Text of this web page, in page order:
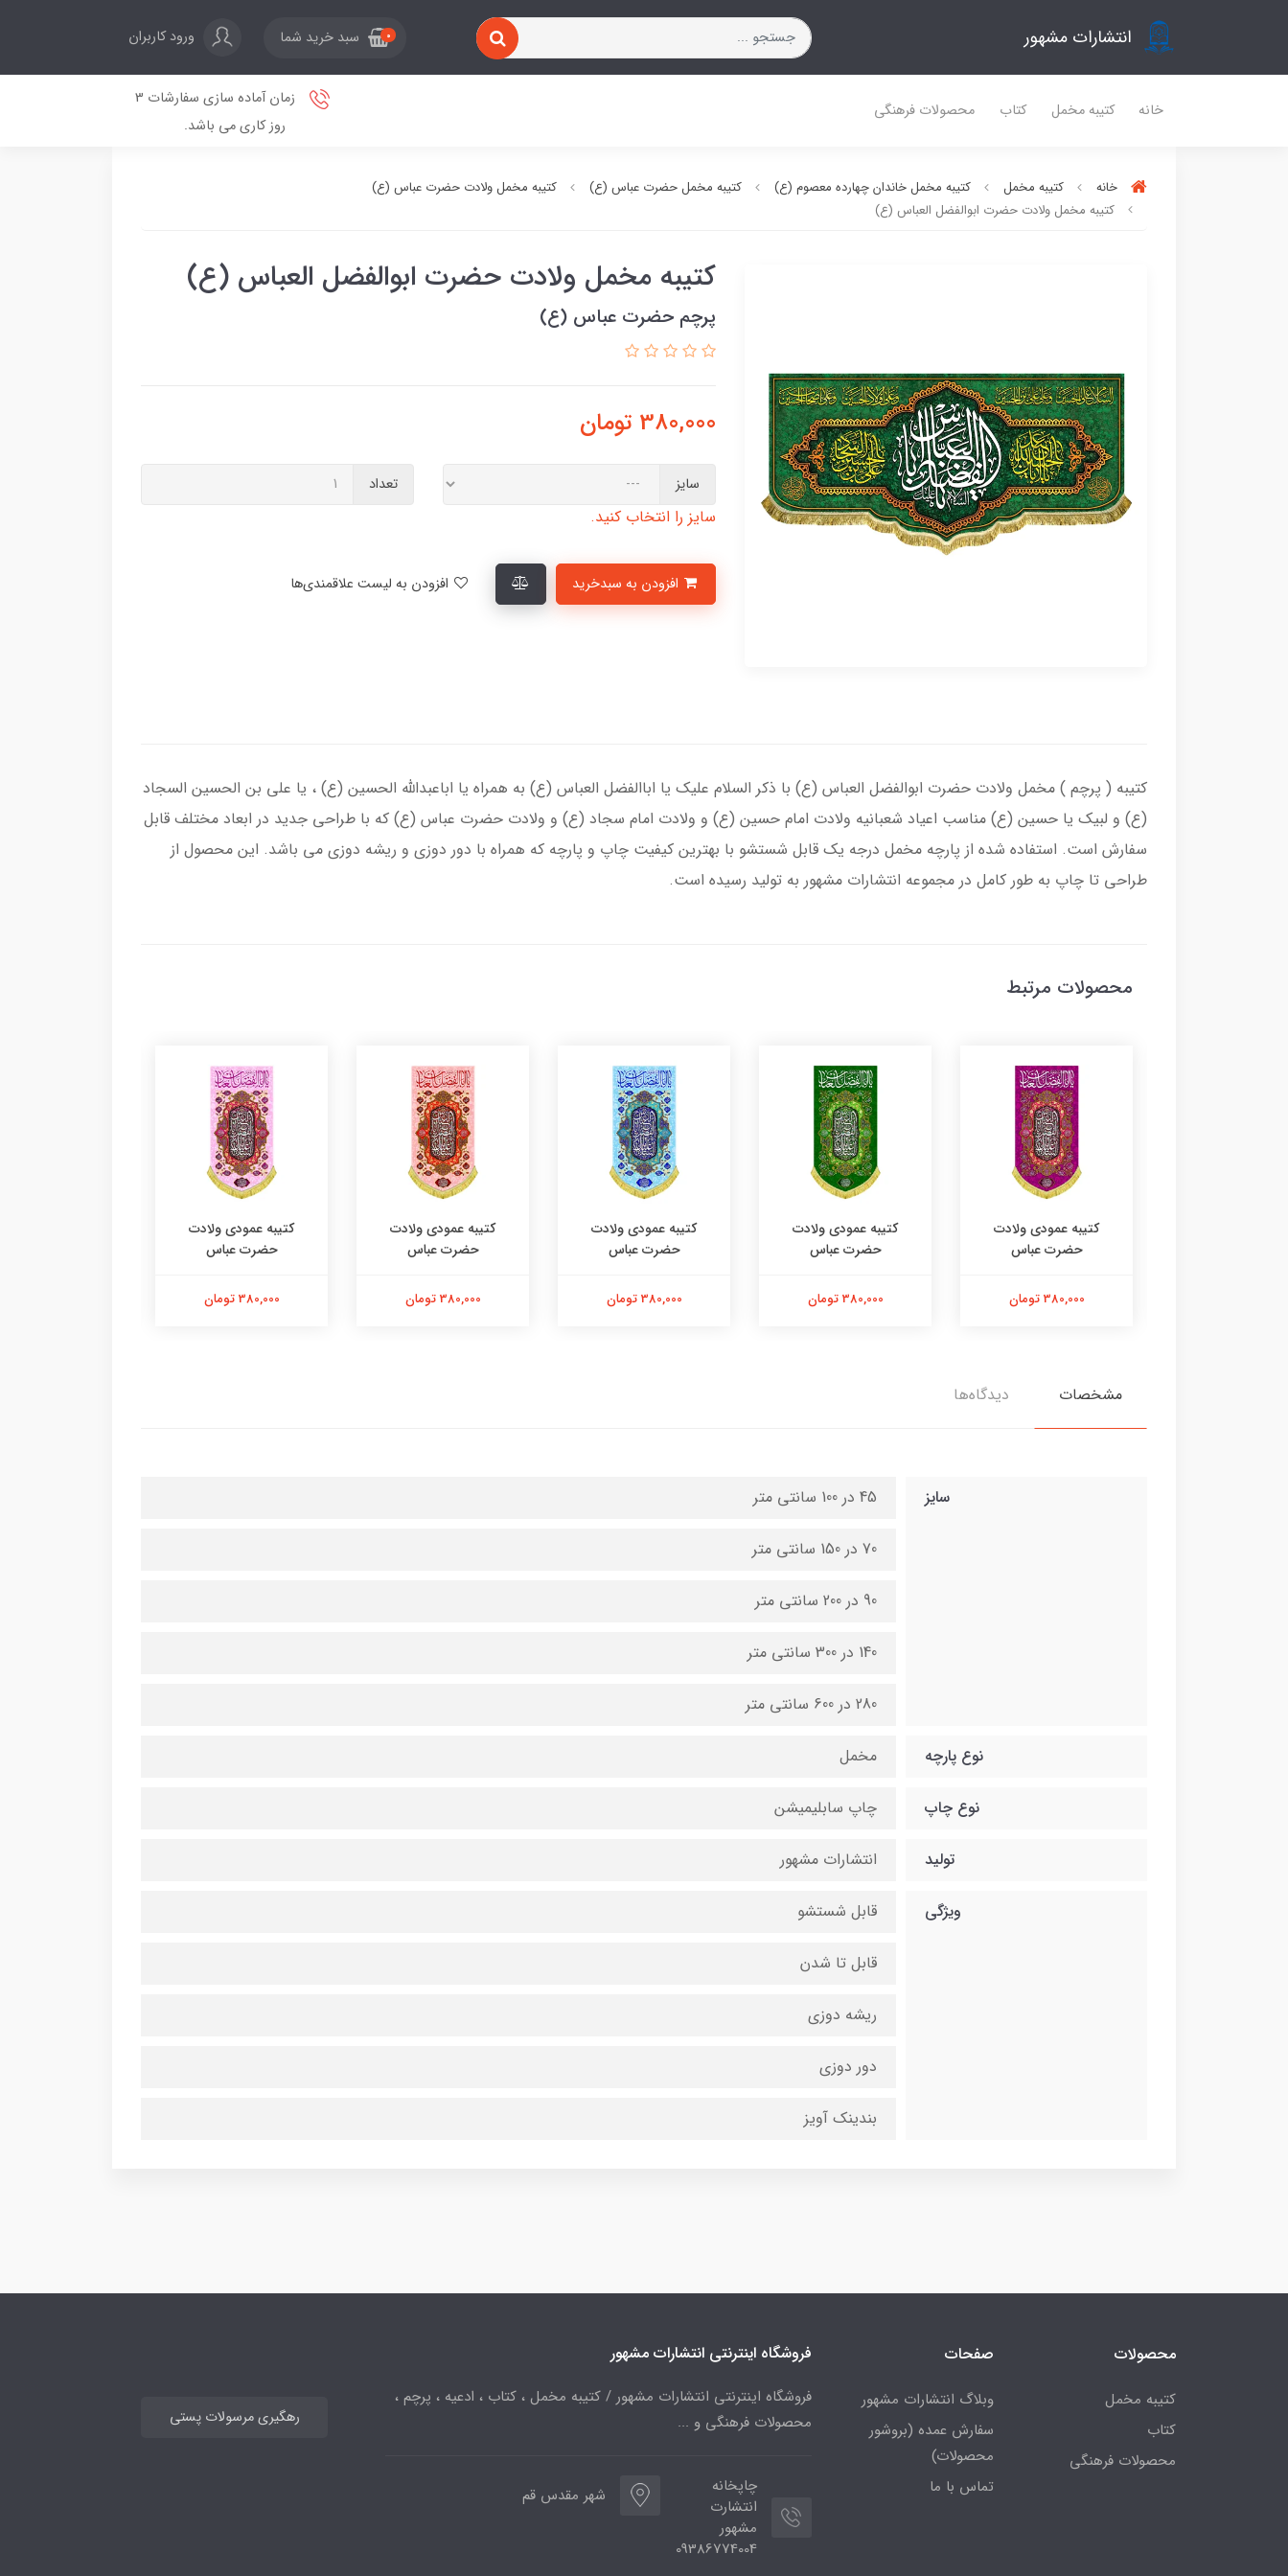
انتشارات مشهور 0 سبد خرید شما ورود کاربران
خانه کتیبه مخمل کتاب محصولات فرهنگی
زمان آماده سازی سفارشات 3
روز کاری می باشد.
خانه کتیبه مخمل کتیبه مخمل خاندان چهارده معصوم (ع) کتیبه مخمل حضرت عباس (ع)
کتیبه مخمل ولادت حضرت عباس (ع)
کتیبه مخمل ولادت حضرت ابوالفضل العباس (ع)
کتیبه مخمل ولادت حضرت ابوالفضل العباس (ع)
پرچم حضرت عباس (ع)
380,000 تومان
سایز
سایز را انتخاب کنید.
تعداد
کتیبه ( پرچم ) مخمل ولادت حضرت ابوالفضل العباس (ع) با ذکر السلام علیک یا اباالفضل العباس (ع) به همراه یا اباعبدالله الحسین (ع) ، یا علی بن الحسین السجاد
(ع) و لبیک یا حسین (ع) مناسب اعیاد شعبانیه ولادت امام حسین (ع) و ولادت امام سجاد (ع) و ولادت حضرت عباس (ع) که با طراحی جدید در ابعاد مختلف قابل
سفارش است. استفاده شده از پارچه مخمل درجه یک قابل شستشو با بهترین کیفیت چاپ و پارچه که همراه با دور دوزی و ریشه دوزی می باشد. این محصول از
طراحی تا چاپ به طور کامل در مجموعه انتشارات مشهور به تولید رسیده است.
محصولات مرتبط
کتیبه عمودی ولادت
حضرت عباس
380,000 تومان
کتیبه عمودی ولادت
حضرت عباس
380,000 تومان
کتیبه عمودی ولادت
حضرت عباس
380,000 تومان
کتیبه عمودی ولادت
حضرت عباس
380,000 تومان
کتیبه عمودی ولادت
حضرت عباس
380,000 تومان
مشخصات دیدگاه‌ها
سایز 45 در 100 سانتی متر
70 در 150 سانتی متر
90 در 200 سانتی متر
140 در 300 سانتی متر
280 در 600 سانتی متر
نوع پارچه مخمل
نوع چاپ چاپ سابلیمیشن
تولید انتشارات مشهور
ویژگی قابل شستشو
قابل تا شدن
ریشه دوزی
دور دوزی
بندینک آویز
محصولات
کتیبه مخمل
کتاب
محصولات فرهنگی
صفحات
وبلاگ انتشارات مشهور
سفارش عمده (بروشور
محصولات)
تماس با ما
فروشگاه اینترنتی انتشارات مشهور
فروشگاه اینترنتی انتشارات مشهور / کتیبه مخمل ، کتاب ، ادعیه ، پرچم ،
محصولات فرهنگی و ...
چاپخانه
انتشارت
مشهور
09386774004
شهر مقدس قم
رهگیری مرسولات پستی